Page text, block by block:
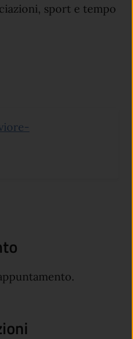
sport e tempo